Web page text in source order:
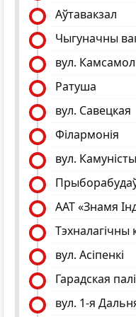
Аўтавакзал
Чыгуначны
вул.
Ратуша
вул. Савецкая
Філармонія
вул.
ААТ «Знамя
Тэхналагічны
вул. Асіпенкі
Гарадская
вул. 1-я